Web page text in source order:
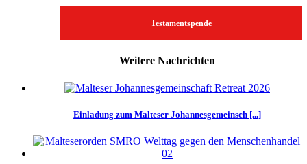
Testamentspende
Weitere Nachrichten
Einladung zum Malteser Johannesgemeinsch [...]